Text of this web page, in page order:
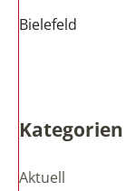
Bielefeld
Kategorien
Aktuell